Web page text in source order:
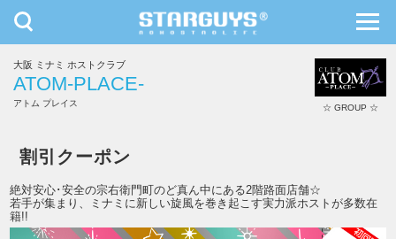
九州・沖縄 北海道・東北
toggle
navigation
大阪 ミナミ ホストクラブ
ATOM-PLACE-
アトム プレイス ☆ GROUP ☆
割引クーポン
絶対安心･安全の宗右衛門町のど真ん中にある2階路面店舗☆
若手が集まり、ミナミに新しい旋風を巻き起こす実力派ホストが多数在
籍!!